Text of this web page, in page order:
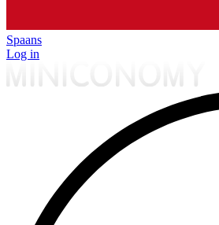
Spaans
Log in